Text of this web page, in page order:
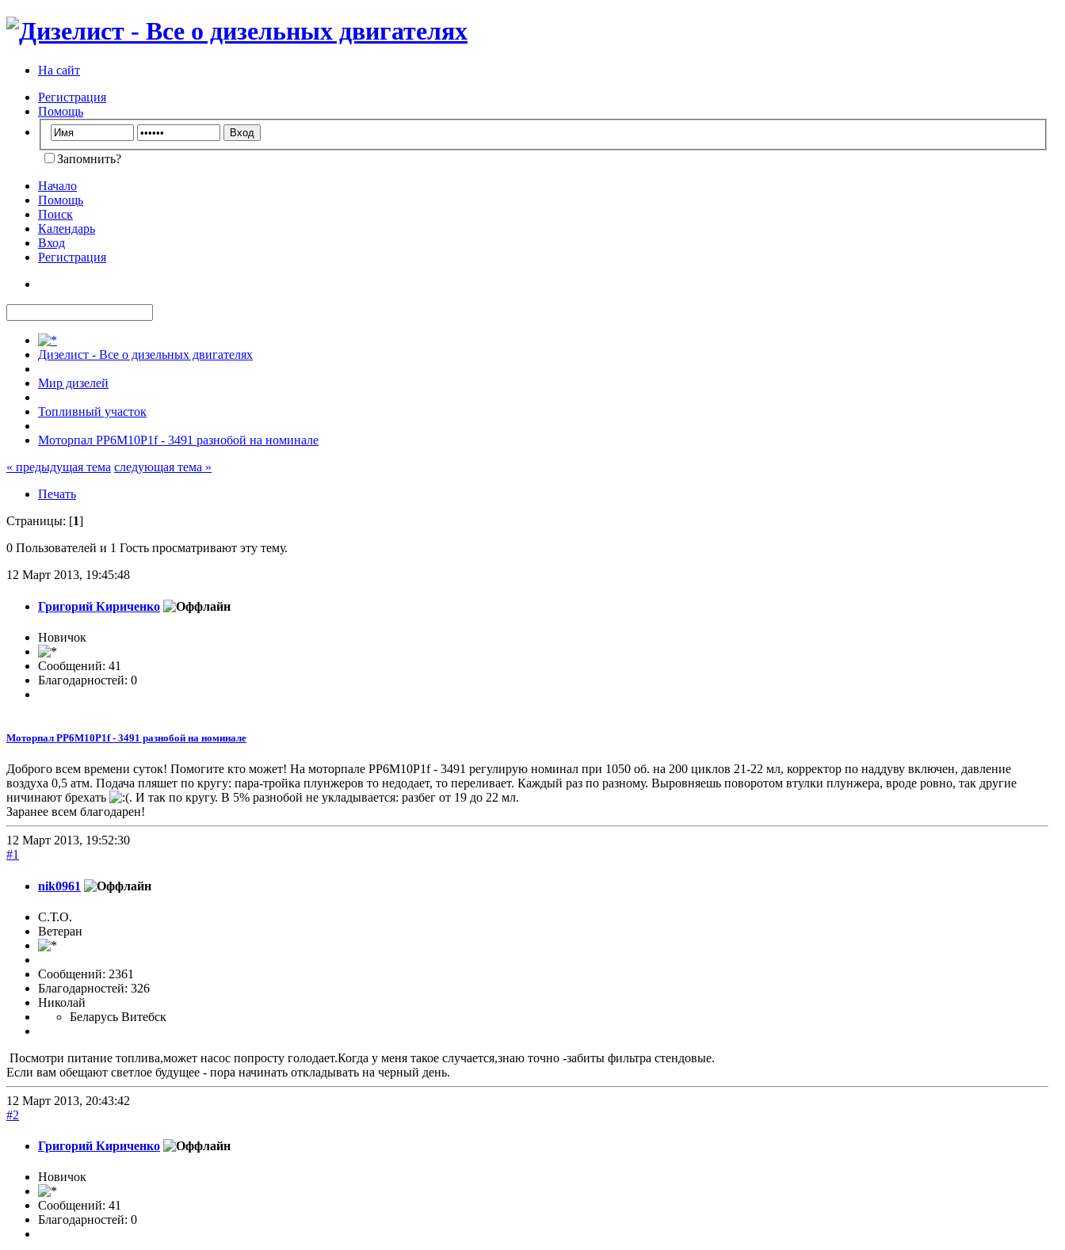
На сайт
Регистрация
Помощь
Запомнить?
Начало
Помощь
Поиск
Календарь
Вход
Регистрация
Дизелист - Все о дизельных двигателях
Мир дизелей
Топливный участок
Моторпал PP6M10P1f - 3491 разнобой на номинале
« предыдущая тема следующая тема »
Печать
Страницы: [1]
0 Пользователей и 1 Гость просматривают эту тему.
12 Март 2013, 19:45:48
Григорий Кириченко
Новичок
Сообщений: 41
Благодарностей: 0
Моторпал PP6M10P1f - 3491 разнобой на номинале
Доброго всем времени суток! Помогите кто может! На моторпале PP6M10P1f - 3491 регулирую номинал при 1050 об. на 200 циклов 21-22 мл, корректор по наддуву включен, давление
воздуха 0,5 атм. Подача пляшет по кругу: пара-тройка плунжеров то недодает, то переливает. Каждый раз по разному. Выровняешь поворотом втулки плунжера, вроде ровно, так другие
ничинают брехать
. И так по кругу. В 5% разнобой не укладывается: разбег от 19 до 22 мл.
Заранее всем благодарен!
12 Март 2013, 19:52:30
#1
nik0961
С.Т.О.
Ветеран
Сообщений: 2361
Благодарностей: 326
Николай
Беларусь Витебск
Посмотри питание топлива,может насос попросту голодает.Когда у меня такое случается,знаю точно -забиты фильтра стендовые.
Если вам обещают светлое будущее - пора начинать откладывать на черный день.
12 Март 2013, 20:43:42
#2
Григорий Кириченко
Новичок
Сообщений: 41
Благодарностей: 0